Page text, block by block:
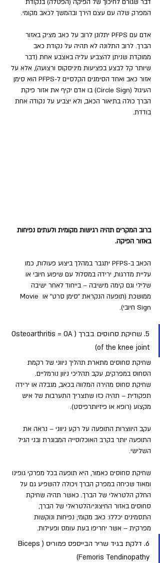
דבר שגורם לחיכוך של הפיקה (הפטלה) בנקודת
המפרק שלה עם עצם הירך ובהמשך לכאב מקומי.
אדם עם PFPS יתלונן לרוב על כאב מציק באזור
הברך. לרוב התלונה לא תהיה על נקודת כאב
ממוקדת שניתן להצביע עליה באצבע אחת (דבר
שיותר קל לבצע בפציעות מיניסקוס ורצועה), אלא על
אזור כאב ואחד הסימנים הקלסיים ל-PFPS הוא סימן
העיגול (Circle Sign) בו אדם יקיף את אזור פיקת
הברך כולה בתיאור הכאב, ולא יצביע על נקודה אחת
בודדת.
ברוב המקרים תהיה רגישות מקומית ולעתים נפיחות
באזור הפיקה.
הכאב ב-PFPS יתגבר במהלך ביצוע פעולות, כמו
עליית מדרגות, ירידה במסלול עם שיפוע חיובי או
שלילי וגם קימה מישיבה – בייחוד לאחר ישיבה
ממושכת (תופעה הנקראת "סימן סרט" או Movie
Sign חיובי).
5. שחיקת סחוסים בברך (Osteoarthritis = OA
of the knee joint)
שחיקת סחוסים מתארת תהליך ניווני של רקמת
הסחוס במפרקים, עקב תהליכי ניוון נורמליים.
שחיקת סחוס מהירה המלווה בכאב, מגבלה או ירידה
תפקודית – תהיה כזו שתצריך התערבות של איש
מקצוע (רופא או פיזיותרפיסט).
עקב היווצרות התופעה על רקע ניווני – נראה את
התופעה יותר בקרב האוכלוסייה המבוגרת ובני הגיל
השלישי.
שחיקת סחוסים כאמור, היא תופעה בכל מפרקי גופינו
ומאוד שכיחה במפרק הברך ויכולה להשפיע גם על
החלק הלטראלי של הברך. כאשר תהיה שחיקת
סחוסים באזור החיצוני/הלטראלי של הברך,
התסמינים יכללו: כאב מקומי, נפיחות ונוקשות
מפרקית – אשר יחריפו בעת עומס ופעילות.
6. דלקת בגיד שריר הבייספס פמוריס (Biceps
Femoris Tendinopathy)